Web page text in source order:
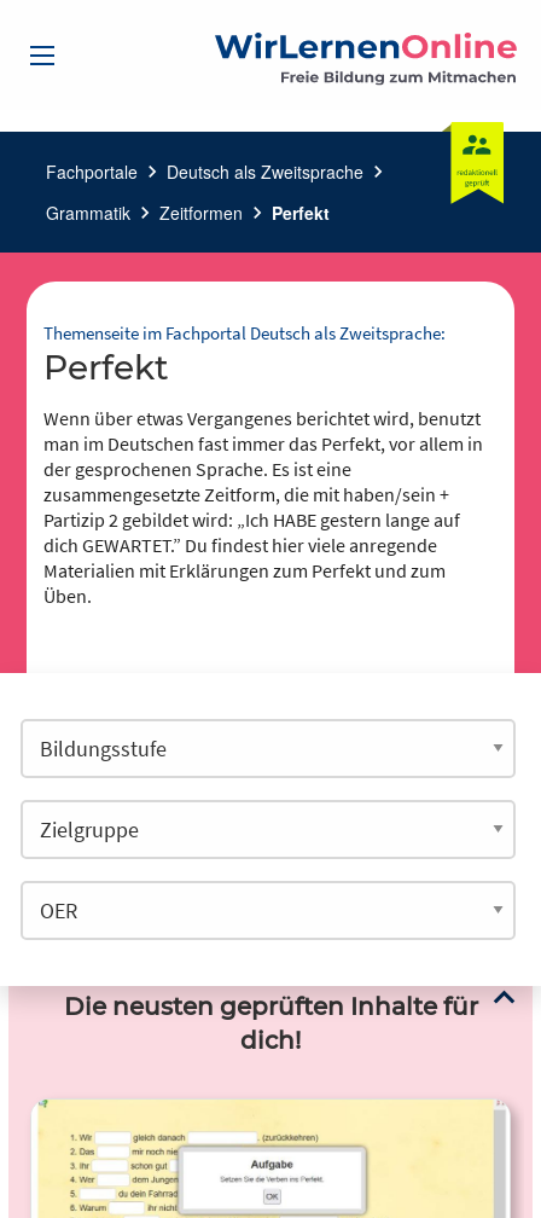
Fachportale chevron_right Deutsch als Zweitsprache chevron_right
Grammatik chevron_right Zeitformen chevron_right Perfekt
Themenseite im Fachportal Deutsch als Zweitsprache:
Perfekt
Wenn über etwas Vergangenes berichtet wird, benutzt
man im Deutschen fast immer das Perfekt, vor allem in
der gesprochenen Sprache. Es ist eine
zusammengesetzte Zeitform, die mit haben/sein +
Partizip 2 gebildet wird: „Ich HABE gestern lange auf
dich GEWARTET.” Du findest hier viele anregende
Materialien mit Erklärungen zum Perfekt und zum
Üben.
Die neusten geprüften Inhalte für
dich!